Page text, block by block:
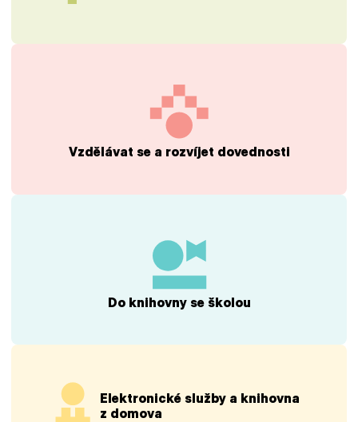
Vzdělávat se a rozvíjet dovednosti
Do knihovny se školou
Elektronické služby a knihovna
z domova